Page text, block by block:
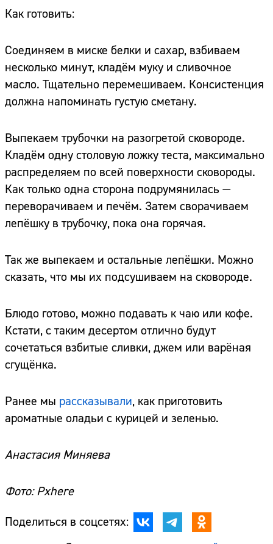
Как готовить:
Соединяем в миске белки и сахар, взбиваем
несколько минут, кладём муку и сливочное
масло. Тщательно перемешиваем. Консистенция
должна напоминать густую сметану.
Выпекаем трубочки на разогретой сковороде.
Кладём одну столовую ложку теста, максимально
распределяем по всей поверхности сковороды.
Как только одна сторона подрумянилась —
переворачиваем и печём. Затем сворачиваем
лепёшку в трубочку, пока она горячая.
Так же выпекаем и остальные лепёшки. Можно
сказать, что мы их подсушиваем на сковороде.
Блюдо готово, можно подавать к чаю или кофе.
Кстати, с таким десертом отлично будут
сочетаться взбитые сливки, джем или варёная
сгущёнка.
Ранее мы рассказывали, как приготовить
ароматные оладьи с курицей и зеленью.
Анастасия Миняева
Фото: Pxhere
Поделиться в соцсетях: